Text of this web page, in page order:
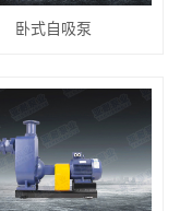
卧式自吸泵